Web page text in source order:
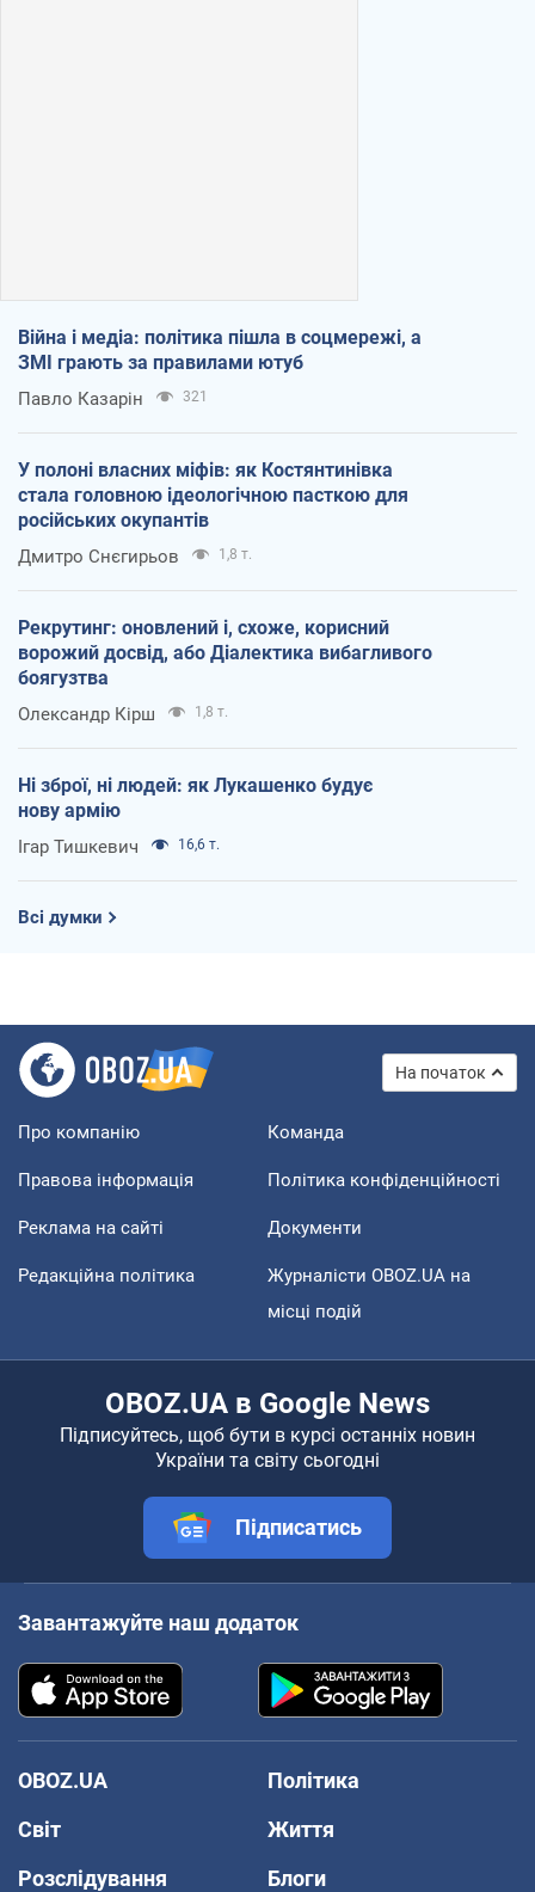
Війна і медіа: політика пішла в соцмережі, а
ЗМІ грають за правилами ютуб
Павло Казарін 321
У полоні власних міфів: як Костянтинівка
стала головною ідеологічною пасткою для
російських окупантів
Дмитро Снєгирьов 1,8 т.
Рекрутинг: оновлений і, схоже, корисний
ворожий досвід, або Діалектика вибагливого
боягузтва
Олександр Кірш 1,8 т.
Ні зброї, ні людей: як Лукашенко будує
нову армію
Ігар Тишкевич 16,6 т.
Всі думки
На початок
Про компанію Команда
Правова інформація Політика конфіденційності
Реклама на сайті Документи
Редакційна політика
Журналісти OBOZ.UA на
місці подій
OBOZ.UA в Google News
Підписуйтесь, щоб бути в курсі останніх новин
України та світу сьогодні
Підписатись
Завантажуйте наш додаток
OBOZ.UA
Політика
Світ
Життя
Розслідування
Блоги